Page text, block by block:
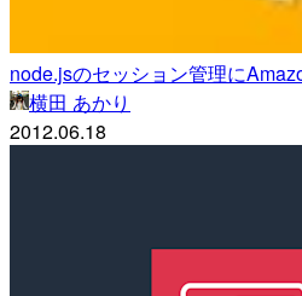
node.jsのセッション管理に
横田 あかり
2012.06.18